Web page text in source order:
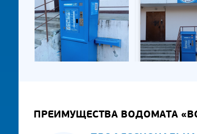
ПРЕИМУЩЕСТВА ВОДОМАТА